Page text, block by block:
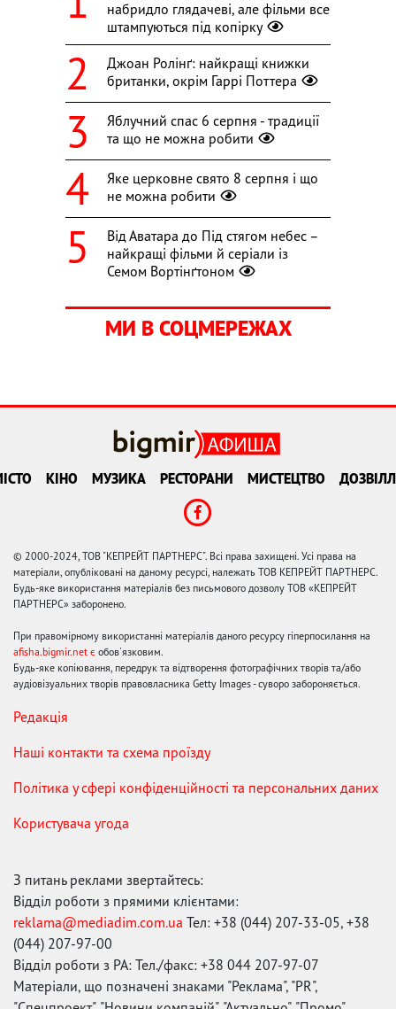
набридло глядачеві, але фільми все
штампуються під копірку
Джоан Ролінґ: найкращі книжки
британки, окрім Гаррі Поттера
Яблучний спас 6 серпня - традиції
та що не можна робити
Яке церковне свято 8 серпня і що
не можна робити
Від Аватара до Під стягом небес –
найкращі фільми й серіали із
Семом Вортінґтоном
МИ В СОЦМЕРЕЖАХ
КІНО МУЗИКА РЕСТОРАНИ МИСТЕЦТВО
© 2000-2024, ТОВ "КЕПРЕЙТ ПАРТНЕРС". Всі права захищені. Усі права на
матеріали, опубліковані на даному ресурсі, належать ТОВ КЕПРЕЙТ ПАРТНЕРС.
Будь-яке використання матеріалів без письмового дозволу ТОВ «КЕПРЕЙТ
ПАРТНЕРС» заборонено.
При правомірному використанні матеріалів даного ресурсу гіперпосилання на
afisha.bigmir.net є обов'язковим.
Будь-яке копіювання, передрук та відтворення фотографічних творів та/або
аудіовізуальних творів правовласника Getty Images - суворо забороняється.
Редакція
Наші контакти та схема проїзду
Політика у сфері конфіденційності та персональних даних
Користувача угода
З питань реклами звертайтесь:
Відділ роботи з прямими клієнтами:
reklama@mediadim.com.ua Тел: +38 (044) 207-33-05, +38
(044) 207-97-00
Відділ роботи з РА: Тел./факс: +38 044 207-97-07
Матеріали, що позначені знаками "Реклама", "PR",